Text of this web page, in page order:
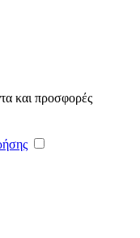
και προσφορές